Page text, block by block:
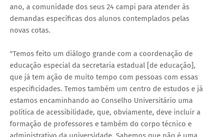
ano, a comunidade dos seus 24 campi para atender às
demandas específicas dos alunos contemplados pelas
novas cotas.
"Temos feito um diálogo grande com a coordenação de
educação especial da secretaria estadual [de educação],
que já tem ação de muito tempo com pessoas com essas
especificidades. Temos também um centro de estudos e já
estamos encaminhando ao Conselho Universitário uma
política de acessibilidade, que, obviamente, deve incluir a
formação de professores e também do corpo técnico e